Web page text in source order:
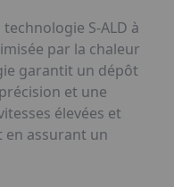
S-ALD à
par la chaleur
garantit un dépôt
et une
élevées et
en assurant un